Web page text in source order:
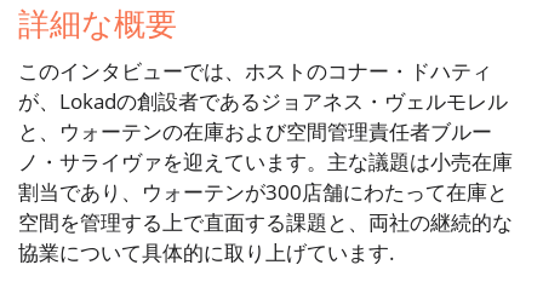
詳細な概要
このインタビューでは、ホストのコナー・ドハティ
が、Lokadの創設者であるジョアネス・ヴェルモレル
と、ウォーテンの在庫および空間管理責任者ブルー
ノ・サライヴァを迎えています。主な議題は小売在庫
割当であり、ウォーテンが300店舗にわたって在庫と
空間を管理する上で直面する課題と、両社の継続的な
協業について具体的に取り上げています.